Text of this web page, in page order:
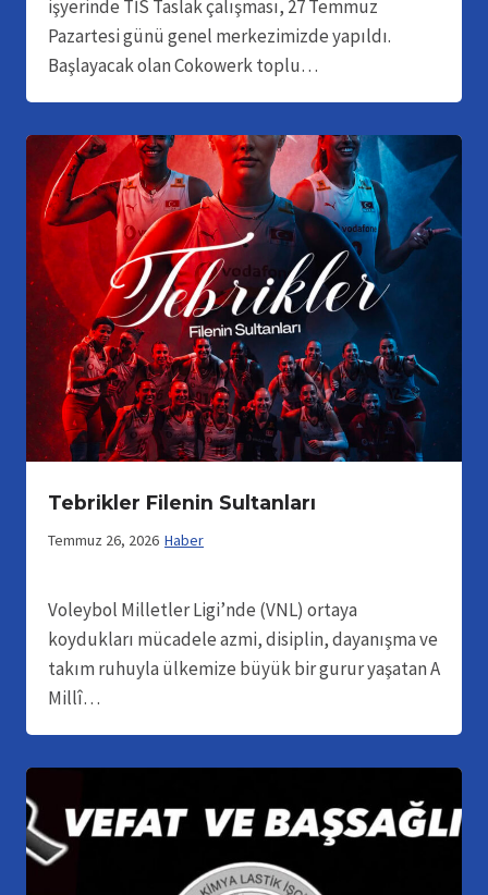
işyerinde TİS Taslak çalışması, 27 Temmuz
Pazartesi günü genel merkezimizde yapıldı.
Başlayacak olan Cokowerk toplu…
Tebrikler Filenin Sultanları
Temmuz 26, 2026 Haber
Voleybol Milletler Ligi’nde (VNL) ortaya
koydukları mücadele azmi, disiplin, dayanışma ve
takım ruhuyla ülkemize büyük bir gurur yaşatan A
Millî…